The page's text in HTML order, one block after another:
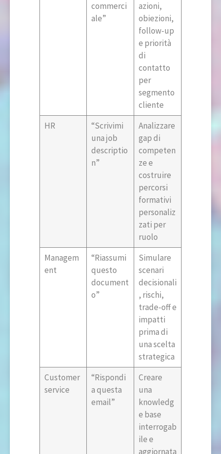
commerci
ale”
azioni,
obiezioni,
follow-up
e priorità
di
contatto
per
segmento
cliente
HR
“Scrivimi
una job
descriptio
n”
Analizzare
gap di
competen
ze e
costruire
percorsi
formativi
personaliz
zati per
ruolo
Managem
ent
“Riassumi
questo
document
o”
Simulare
scenari
decisionali
, rischi,
trade-off e
impatti
prima di
una scelta
strategica
Customer
service
“Rispondi
a questa
email”
Creare
una
knowledg
e base
interrogab
ile e
aggiornata